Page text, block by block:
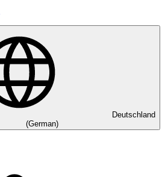
Deutschland
(German)